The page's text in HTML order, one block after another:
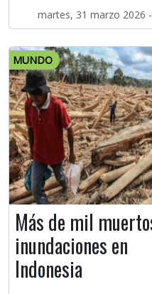
martes, 31 marzo 2026 -
MUNDO
Más de mil
inundaciones en
Indonesia